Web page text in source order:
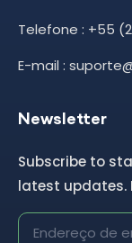
Telefone : +55
E-mail :
Newsletter
Subscribe to
latest updates.